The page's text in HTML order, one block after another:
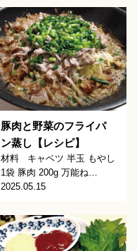
豚肉と野菜のフライパ
ン蒸し【レシピ】
材料 キャベツ 半玉 もやし
1袋 豚肉 200g 万能ね…
2025.05.15